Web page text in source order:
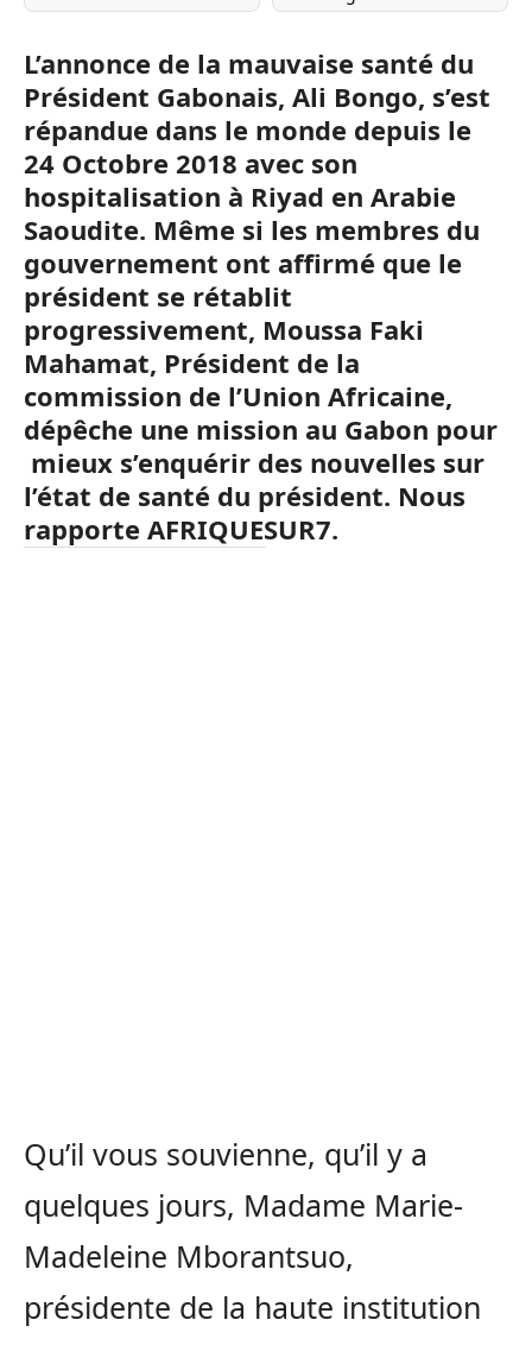
L’annonce de la mauvaise santé du
Président Gabonais, Ali Bongo, s’est
répandue dans le monde depuis le
24 Octobre 2018 avec son
hospitalisation à Riyad en Arabie
Saoudite. Même si les membres du
gouvernement ont affirmé que le
président se rétablit
progressivement, Moussa Faki
Mahamat, Président de la
commission de l’Union Africaine,
dépêche une mission au Gabon pour
mieux s’enquérir des nouvelles sur
l’état de santé du président. Nous
rapporte AFRIQUESUR7.
Qu’il vous souvienne, qu’il y a
quelques jours, Madame Marie-
Madeleine Mborantsuo,
présidente de la haute institution